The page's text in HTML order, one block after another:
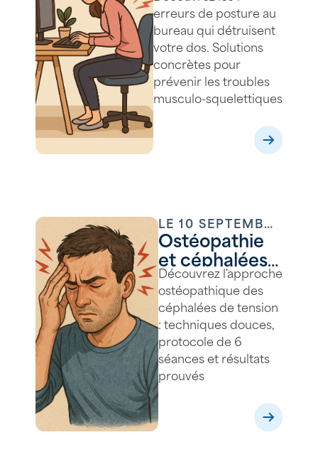
erreurs qui
bloquent votre
dos
erreurs de posture au
bureau qui détruisent
votre dos. Solutions
concrètes pour
prévenir les troubles
musculo-squelettiques
LE10 SEPTEMBRE
2025
Ostéopathie
et céphalées
de tension :
quelles
techniques
pour soulager
vos douleurs ?
Découvrez l'approche
ostéopathique des
céphalées de tension
: techniques douces,
protocole de 6
séances et résultats
prouvés